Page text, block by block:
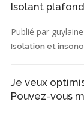
Isolant
Publié par
Isolation et
Je veux
Pouvez-vous